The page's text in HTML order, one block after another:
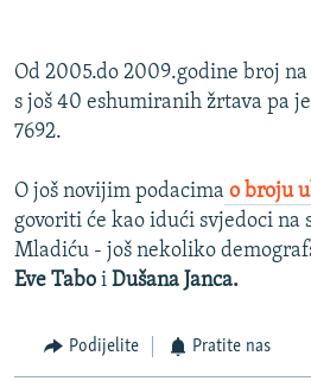
Od 2005.do 2009.godine broj
s još 40 eshumiranih žrtava pa
7692.
O još novijim podacima o broju
govoriti će kao idući svjedoci na
Mladiću - još nekoliko
Eve Tabo i Dušana Janca.
Podijelite Pratite nas